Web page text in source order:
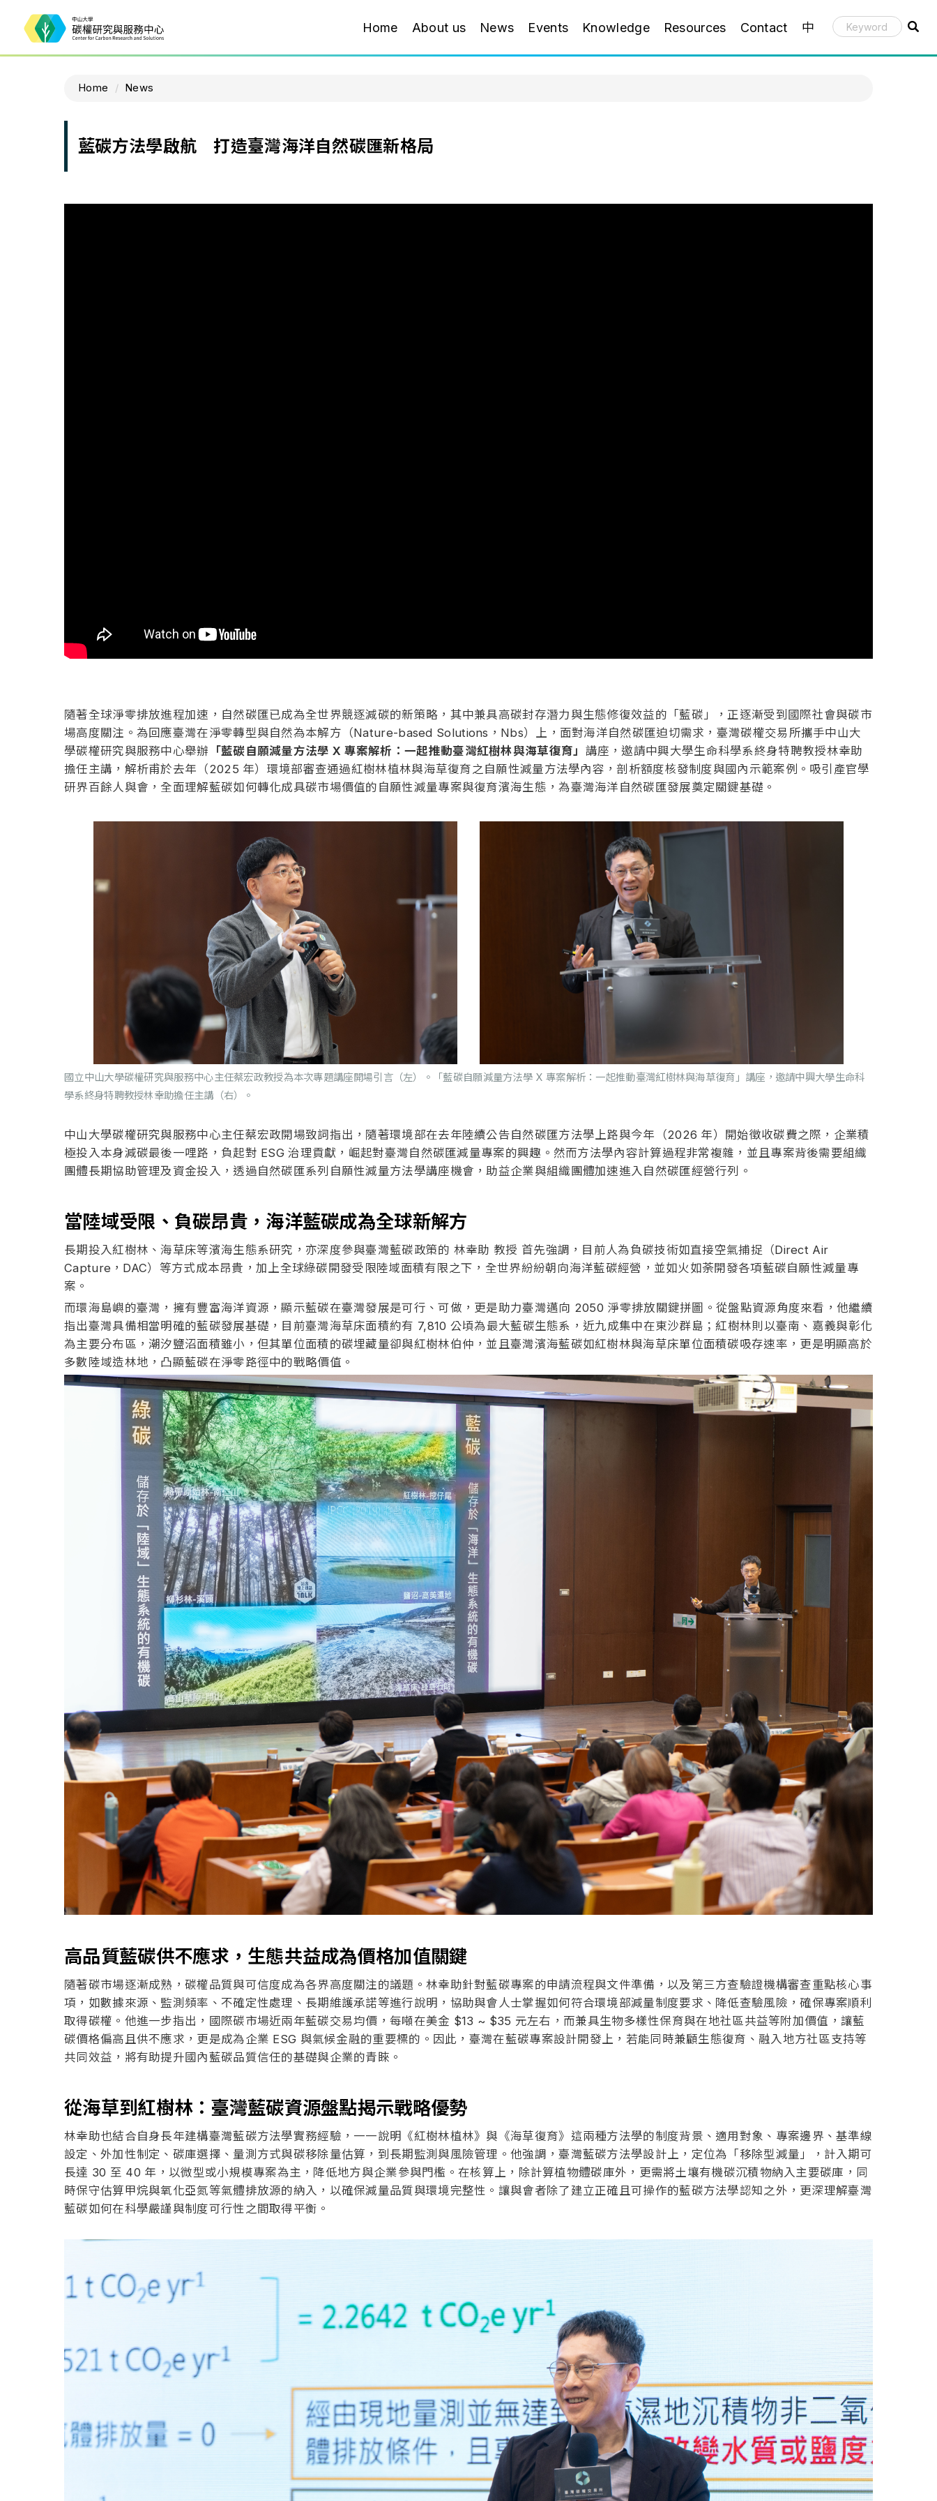
Home About us News Events Knowledge Resources Contact 中
Home News
藍碳方法學啟航 打造臺灣海洋自然碳匯新格局
隨著全球淨零排放進程加速，自然碳匯已成為全世界競逐減碳的新策略，其中兼具高碳封存潛力與生態修復效益的「藍碳」，正逐漸受到國際社會與碳市
場高度關注。為回應臺灣在淨零轉型與自然為本解方（Nature-based Solutions，Nbs）上，面對海洋自然碳匯迫切需求，臺灣碳權交易所攜手中山大
學碳權研究與服務中心舉辦 「藍碳自願減量方法學 X 專案解析：一起推動臺灣紅樹林與海草復育」 講座，邀請中興大學生命科學系終身特聘教授林幸助
擔任主講，解析甫於去年（2025 年）環境部審查通過紅樹林植林與海草復育之自願性減量方法學內容，剖析額度核發制度與國內示範案例。吸引產官學
研界百餘人與會，全面理解藍碳如何轉化成具碳市場價值的自願性減量專案與復育濱海生態，為臺灣海洋自然碳匯發展奠定關鍵基礎。
國立中山大學碳權研究與服務中心主任蔡宏政教授為本次專題講座開場引言（左）。「藍碳自願減量方法學 X 專案解析：一起推動臺灣紅樹林與海草復育」講座，邀請中興大學生命科
學系終身特聘教授林幸助擔任主講（右）。
中山大學碳權研究與服務中心主任蔡宏政開場致詞指出，隨著環境部在去年陸續公告自然碳匯方法學上路與今年（2026 年）開始徵收碳費之際，企業積
極投入本身減碳最後一哩路，負起對 ESG 治理貢獻，崛起對臺灣自然碳匯減量專案的興趣。然而方法學內容計算過程非常複雜，並且專案背後需要組織
團體長期協助管理及資金投入，透過自然碳匯系列自願性減量方法學講座機會，助益企業與組織團體加速進入自然碳匯經營行列。
當陸域受限、負碳昂貴，海洋藍碳成為全球新解方
長期投入紅樹林、海草床等濱海生態系研究，亦深度參與臺灣藍碳政策的 林幸助 教授 首先強調，目前人為負碳技術如直接空氣捕捉（Direct Air
Capture，DAC）等方式成本昂貴，加上全球綠碳開發受限陸域面積有限之下，全世界紛紛朝向海洋藍碳經營，並如火如荼開發各項藍碳自願性減量專
案。
而環海島嶼的臺灣，擁有豐富海洋資源，顯示藍碳在臺灣發展是可行、可做，更是助力臺灣邁向 2050 淨零排放關鍵拼圖。從盤點資源角度來看，他繼續
指出臺灣具備相當明確的藍碳發展基礎，目前臺灣海草床面積約有 7,810 公頃為最大藍碳生態系，近九成集中在東沙群島；紅樹林則以臺南、嘉義與彰化
為主要分布區，潮汐鹽沼面積雖小，但其單位面積的碳埋藏量卻與紅樹林伯仲，並且臺灣濱海藍碳如紅樹林與海草床單位面積碳吸存速率，更是明顯高於
多數陸域造林地，凸顯藍碳在淨零路徑中的戰略價值。
高品質藍碳供不應求，生態共益成為價格加值關鍵
隨著碳市場逐漸成熟，碳權品質與可信度成為各界高度關注的議題。林幸助針對藍碳專案的申請流程與文件準備，以及第三方查驗證機構審查重點核心事
項，如數據來源、監測頻率、不確定性處理、長期維護承諾等進行說明，協助與會人士掌握如何符合環境部減量制度要求、降低查驗風險，確保專案順利
取得碳權。他進一步指出，國際碳市場近兩年藍碳交易均價，每噸在美金 $13 ~ $35 元左右，而兼具生物多樣性保育與在地社區共益等附加價值，讓藍
碳價格偏高且供不應求，更是成為企業 ESG 與氣候金融的重要標的。因此，臺灣在藍碳專案設計開發上，若能同時兼顧生態復育、融入地方社區支持等
共同效益，將有助提升國內藍碳品質信任的基礎與企業的青睞。
從海草到紅樹林：臺灣藍碳資源盤點揭示戰略優勢
林幸助也結合自身長年建構臺灣藍碳方法學實務經驗，一一說明《紅樹林植林》與《海草復育》這兩種方法學的制度背景、適用對象、專案邊界、基準線
設定、外加性制定、碳庫選擇、量測方式與碳移除量估算，到長期監測與風險管理。他強調，臺灣藍碳方法學設計上，定位為「移除型減量」，計入期可
長達 30 至 40 年，以微型或小規模專案為主，降低地方與企業參與門檻。在核算上，除計算植物體碳庫外，更需將土壤有機碳沉積物納入主要碳庫，同
時保守估算甲烷與氧化亞氮等氣體排放源的納入，以確保減量品質與環境完整性。讓與會者除了建立正確且可操作的藍碳方法學認知之外，更深理解臺灣
藍碳如何在科學嚴謹與制度可行性之間取得平衡。